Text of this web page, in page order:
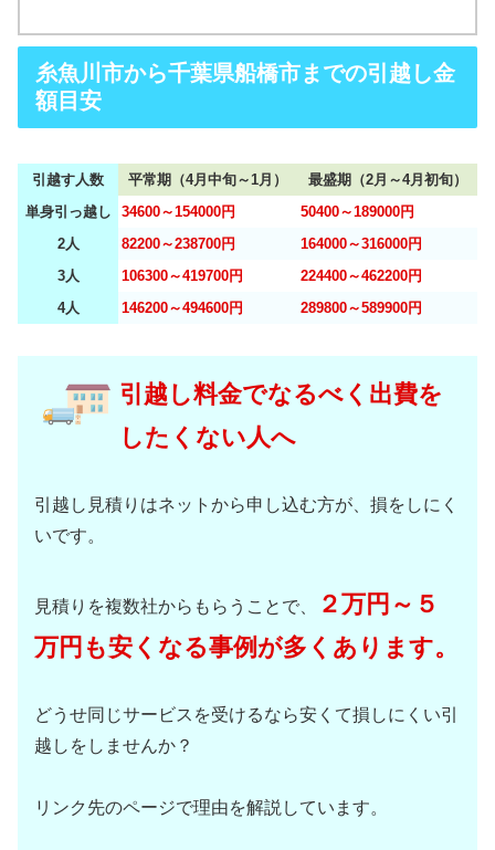
糸魚川市から千葉県船橋市までの引越し金
額目安
引越す人数 平常期（4月中旬～1月）
最盛期（2月～4月初旬）
単身引っ越し
34600～154000円
50400～189000円
2人
82200～238700円
164000～316000円
3人
106300～419700円
224400～462200円
4人
146200～494600円 289800～589900円
引越し料金でなるべく出費を
したくない人へ
引越し見積りはネットから申し込む方が、損をしにく
いです。
見積りを複数社からもらうことで、
２万円～５
万円も安くなる事例が多くあります。
どうせ同じサービスを受けるなら安くて損しにくい引
越しをしませんか？
リンク先のページで理由を解説しています。